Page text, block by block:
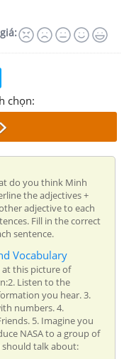
chọn:
do you think Minh
the adjectives +
adjective to each
Fill in the correct
sentence.
Vocabulary
at this picture of
Listen to the
you hear. 3.
numbers. 4.
5. Imagine you
NASA to a group of
talk about: